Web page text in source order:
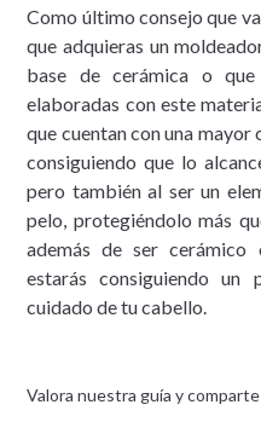
Como último consejo que
que adquieras un
base de cerámica o
elaboradas con este
que cuentan con una
consiguiendo que lo
pero también al ser un
pelo, protegiéndolo más
además de ser cerámico
estarás consiguiendo un
cuidado de tu cabello.
Valora nuestra guía y